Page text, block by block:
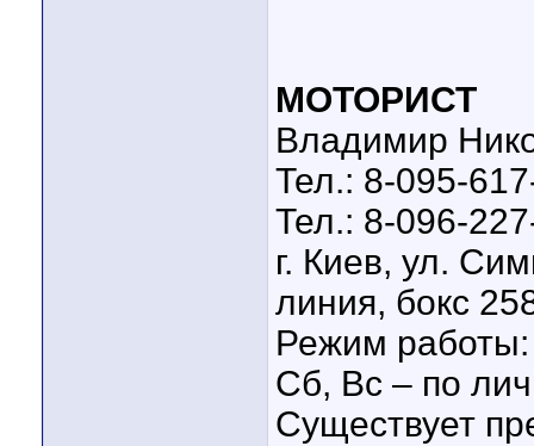
МОТОРИСТ
Владимир
Тел.: 8-095-
Тел.: 8-096-
г. Киев, ул.
линия, бокс
Режим
Сб, Вс – по
Существует